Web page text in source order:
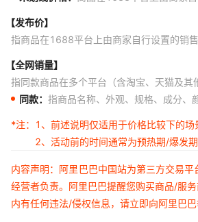
【发布价】
指商品在1688平台上由商家自行设置的销
【全网销量】
指同款商品在多个平台（含淘宝、天猫及
同款： 指商品名称、外观、规格、成分、
*注：
1、前述说明仅适用于价格比较下的场
2、活动前的时间通常为预热期/爆发
内容声明：阿里巴巴中国站为第三方交易
经营者负责。阿里巴巴提醒您购买商品/服
内有任何违法/侵权信息，请立即向阿里巴巴